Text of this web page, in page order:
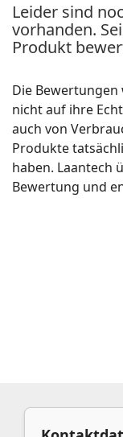
Leider sind
vorhanden.
Produkt
Die
nicht auf ihre
auch von
Produkte
haben. Laantech
Bewertung und